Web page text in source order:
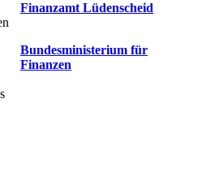
Finanzamt Lüdenscheid
Bundesministerium für
Finanzen